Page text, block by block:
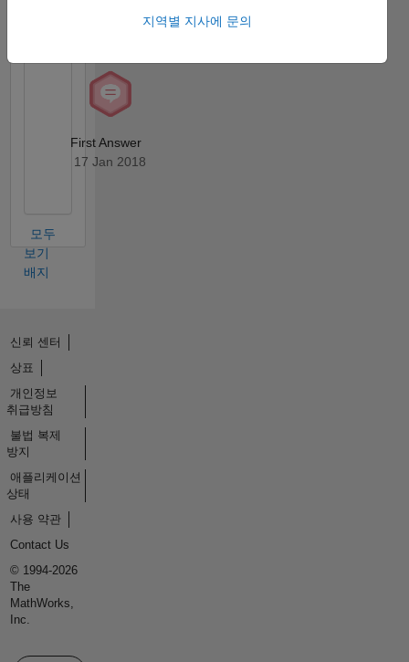
Thankful Level 1
First Answer
17 Jan 2018
모두
보기
배지
지역별 지사에 문의
신뢰 센터
상표
개인정보
취급방침
불법 복제
방지
애플리케이션
상태
사용 약관
Contact Us
© 1994-2026
The
MathWorks,
Inc.